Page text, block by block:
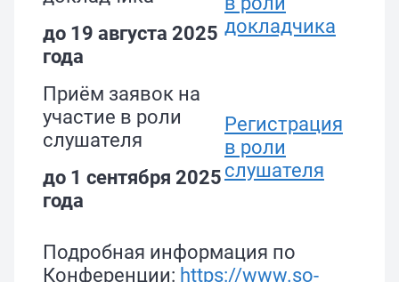
до 19 августа 2025
года
докладчика
Приём заявок на
участие в роли
слушателя
до 1 сентября 2025
года
Регистрация
в роли
слушателя
Подробная информация по
Конференции: https://www.so-